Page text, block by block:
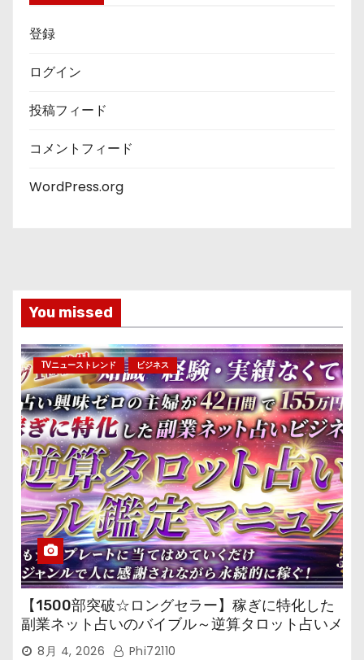
登録
ログイン
投稿フィード
コメントフィード
WordPress.org
You missed
TVニューストレンド ビジネス
【1500部突破☆ロングセラー】稼ぎに特化した
副業ネット占いのバイブル～逆算タロット占いメ
ール鑑定マニュアル～
8月 4, 2026 Phi72110